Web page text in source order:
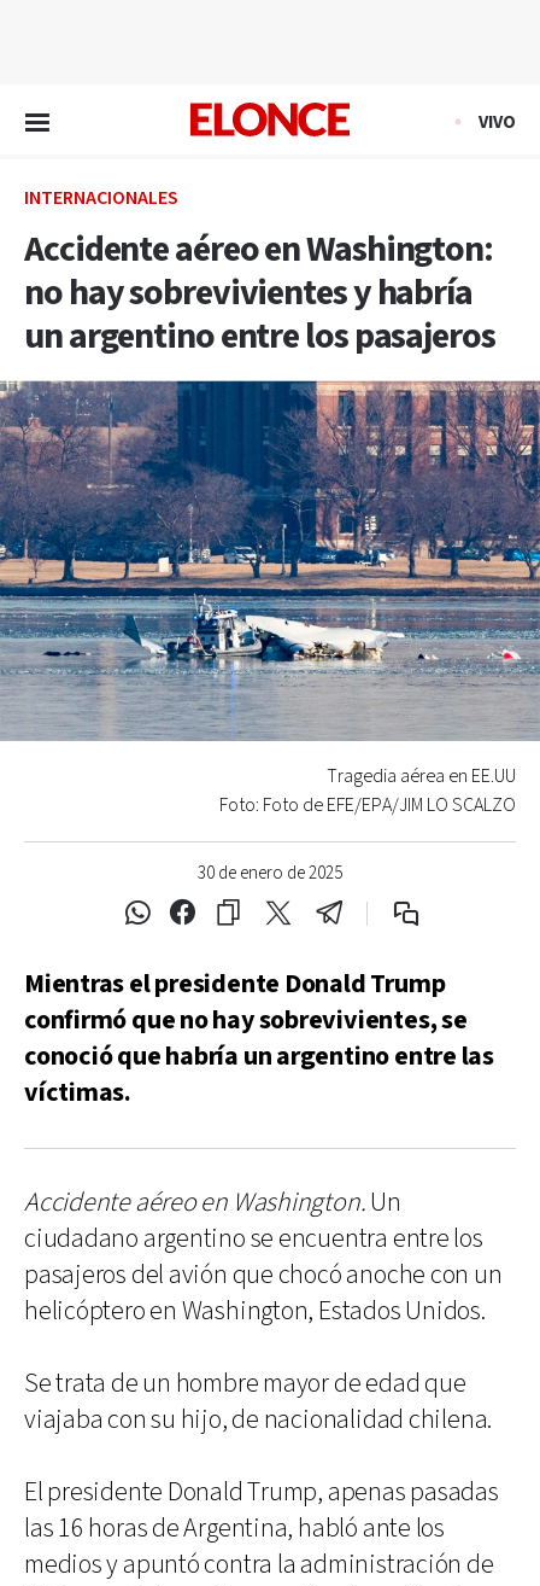
VIVO
INTERNACIONALES
Accidente aéreo en Washington:
no hay sobrevivientes y habría
un argentino entre los pasajeros
30 de enero de 2025
Tragedia aérea en EE.UU
Foto: Foto de EFE/EPA/JIM LO SCALZO
Mientras el presidente Donald Trump
confirmó que no hay sobrevivientes, se
conoció que habría un argentino entre las
víctimas.
Accidente aéreo en Washington.Un
ciudadano argentino se encuentra entre los
pasajeros del avión que chocó anoche con un
helicóptero en Washington, Estados Unidos.
Se trata de un hombre mayor de edad que
viajaba con su hijo, de nacionalidad chilena.
El presidente Donald Trump, apenas pasadas
las 16 horas de Argentina, habló ante los
medios y apuntó contra la administración de